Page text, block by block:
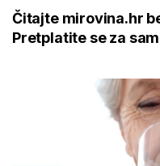
Čitajte mirovina.hr
Pretplatite se za